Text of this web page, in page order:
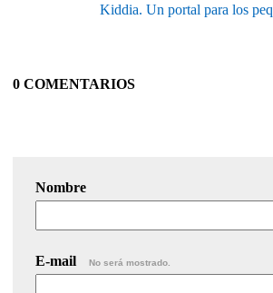
Kiddia. Un portal para los
0 COMENTARIOS
Nombre
E-mail No será mostrado.